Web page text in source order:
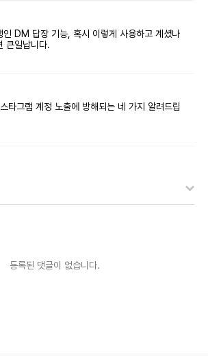
인 DM 답장 기능, 혹시 이렇게 사용하고 계셨나
큰일납니다.
타그램 계정 노출에 방해되는 네 가지 알려드립
등록된 댓글이 없습니다.